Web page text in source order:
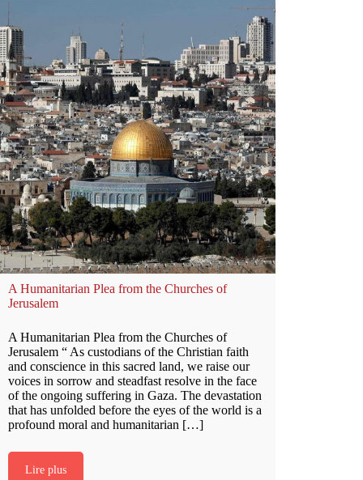
A Humanitarian Plea from the Churches of
Jerusalem
A Humanitarian Plea from the Churches of
Jerusalem “ As custodians of the Christian faith
and conscience in this sacred land, we raise our
voices in sorrow and steadfast resolve in the face
of the ongoing suffering in Gaza. The devastation
that has unfolded before the eyes of the world is a
profound moral and humanitarian […]
Lire plus